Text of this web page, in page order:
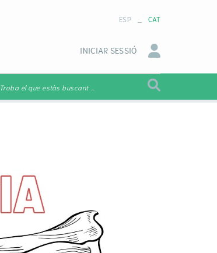
ESP _ CAT
INICIAR SESSIÓ
Troba el que estàs buscant ...